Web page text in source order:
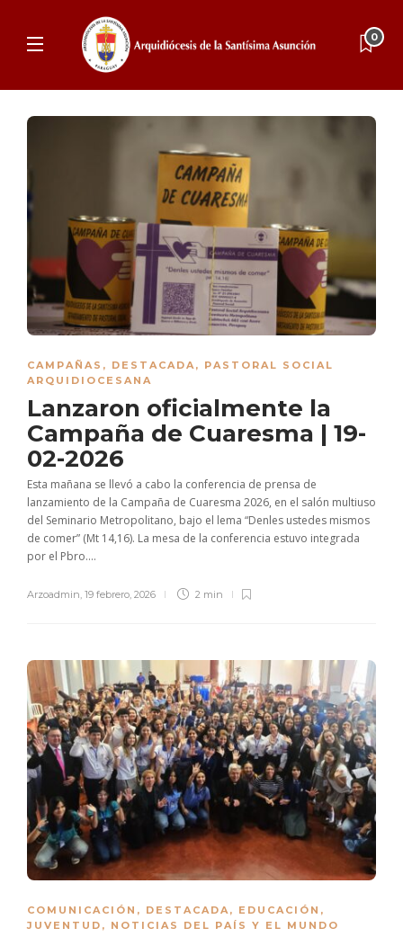
0
CAMPAÑAS , DESTACADA, PASTORAL SOCIAL
ARQUIDIOCESANA
Lanzaron oficialmente la
Campaña de Cuaresma | 19-
02-2026
Esta mañana se llevó a cabo la conferencia de prensa de
lanzamiento de la Campaña de Cuaresma 2026, en el salón multiuso
del Seminario Metropolitano, bajo el lema “Denles ustedes mismos
de comer” (Mt 14,16). La mesa de la conferencia estuvo integrada
por el Pbro....
Arzoadmin, 19 febrero, 2026 2 min
COMUNICACIÓN , DESTACADA, EDUCACIÓN ,
JUVENTUD , NOTICIAS DEL PAÍS Y EL MUNDO